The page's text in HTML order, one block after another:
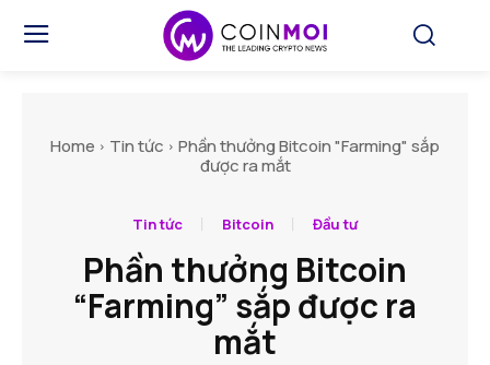
Home Tin tức
Phần thưởng Bitcoin "Farming" sắp
được ra mắt
Tin tức Bitcoin Đầu tư
Phần thưởng Bitcoin
“Farming” sắp được ra
mắt